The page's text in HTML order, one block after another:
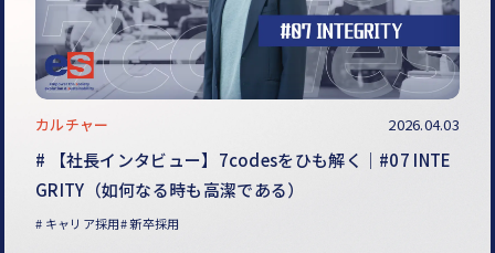
カルチャー 2026.04.03
【社長インタビュー】7codesをひも解く｜#07 INTE
GRITY（如何なる時も高潔である）
キャリア採用 新卒採用